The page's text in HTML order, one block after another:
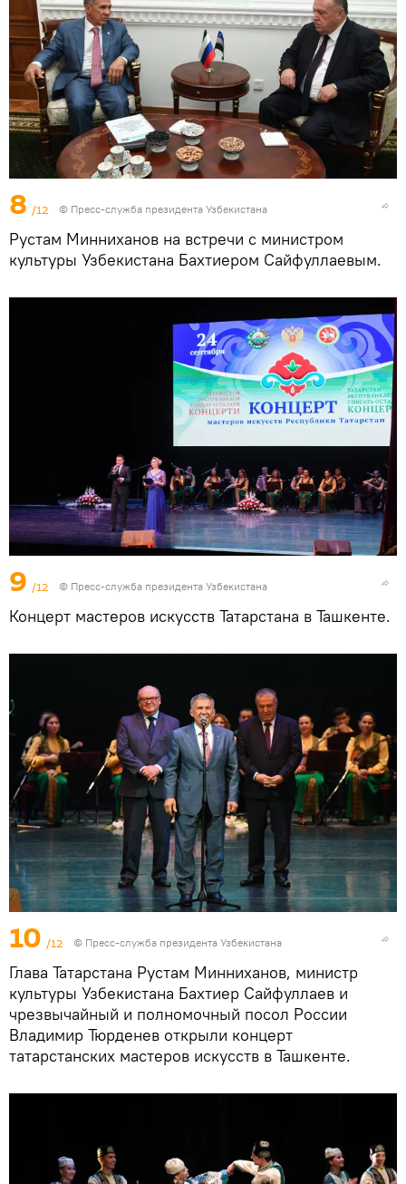
8 /12 © Пресс-служба президента Узбекистана
Рустам Минниханов на встречи с министром
культуры Узбекистана Бахтиером Сайфуллаевым.
9 /12 © Пресс-служба президента Узбекистана
Концерт мастеров искусств Татарстана в Ташкенте.
10 /12 © Пресс-служба президента Узбекистана
Глава Татарстана Рустам Минниханов, министр
культуры Узбекистана Бахтиер Сайфуллаев и
чрезвычайный и полномочный посол России
Владимир Тюрденев открыли концерт
татарстанских мастеров искусств в Ташкенте.